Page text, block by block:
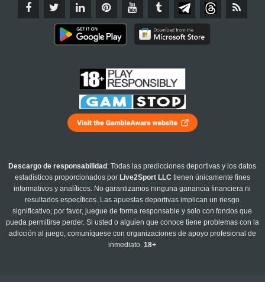
Descargo de responsabilidad : Todas las predicciones deportivas y los datos
estadísticos proporcionados por Live2Sport LLC tienen únicamente fines
informativos y analíticos. No garantizamos ninguna ganancia financiera ni
resultados específicos. Las apuestas deportivas implican un riesgo
significativo; por favor, juegue de forma responsable y solo con fondos que
pueda permitirse perder. Si usted o alguien que conoce tiene problemas con la
adicción al juego, comuníquese con organizaciones de apoyo profesional de
inmediato.18+